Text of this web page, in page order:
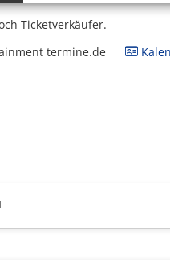
Ticketverkäufer.
termine.de